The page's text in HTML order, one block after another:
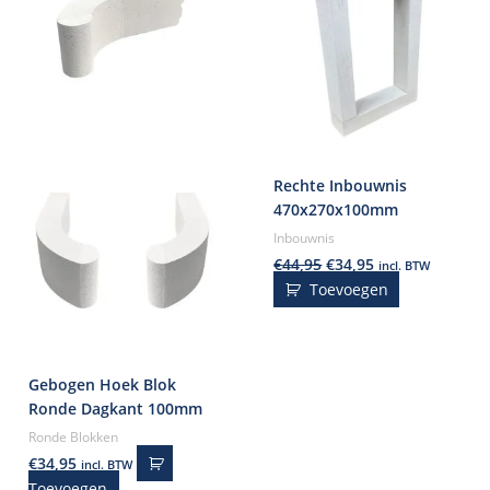
Gebogen Hoek Blok
Ronde Dagkant 100mm
Ronde Blokken
€34,95 incl. BTW
Rechte Inbouwnis
470x270x100mm
Inbouwnis
€44,95 €34,95 incl. BTW
Toevoegen